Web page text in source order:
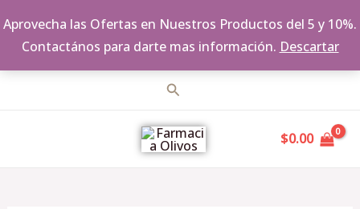
Aprovecha las Ofertas en Nuestros Productos del 5 y 10%.
Contactános para darte mas información. Descartar
Buscar
$0.00